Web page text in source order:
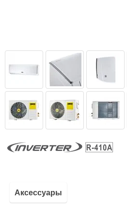
Аксессуары